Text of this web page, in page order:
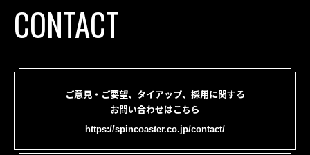
CONTACT
ご意見・ご要望、タイアップ、採用に関する
お問い合わせはこちら
https://spincoaster.co.jp/contact/